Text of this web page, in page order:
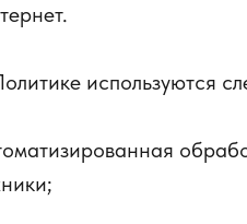
используются